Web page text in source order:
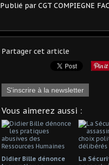
Publié par CGT COMPIEGNE
Partager cet article
S'inscrire à la newsletter
Vous aimerez aussi :
Didier Bille dénonce
La